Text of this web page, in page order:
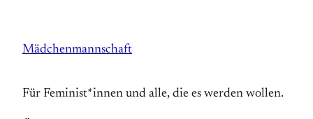
springen
Mädchenmannschaft
Für Feminist*innen und alle, die es werden wollen.